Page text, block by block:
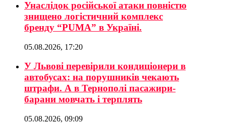
Унаслідок російської атаки повністю
знищено логістичний комплекс
бренду “PUMA” в Україні.
05.08.2026, 17:20
У Львові перевірили кондиціонери в
автобусах: на порушників чекають
штрафи. А в Тернополі пасажири-
барани мовчать і терплять
05.08.2026, 09:09